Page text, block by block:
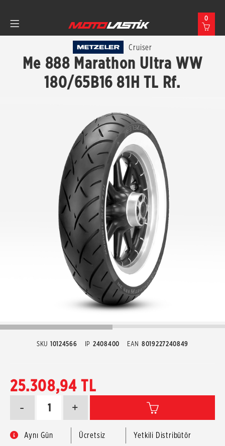
0
Cruiser
Me 888 Marathon Ultra WW
180/65B16 81H TL Rf.
SKU 10124566 IP 2408400 EAN 8019227240849
25.308,94 TL
+
-
Aynı Gün
Ücretsiz
Yetkili Distribütör